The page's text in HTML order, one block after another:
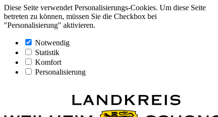
Diese Seite verwendet Personalisierungs-Cookies. Um diese Seite
betreten zu können, müssen Sie die Checkbox bei
"Personalisierung" aktivieren.
Notwendig
Statistik
Komfort
Personalisierung